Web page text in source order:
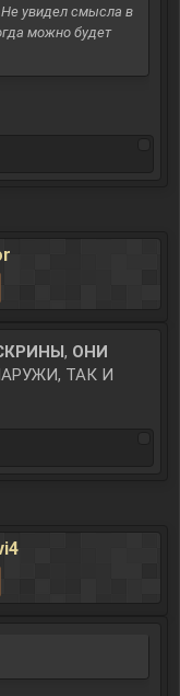
увидел смысла в
можно будет
, ОНИ
ТАК И